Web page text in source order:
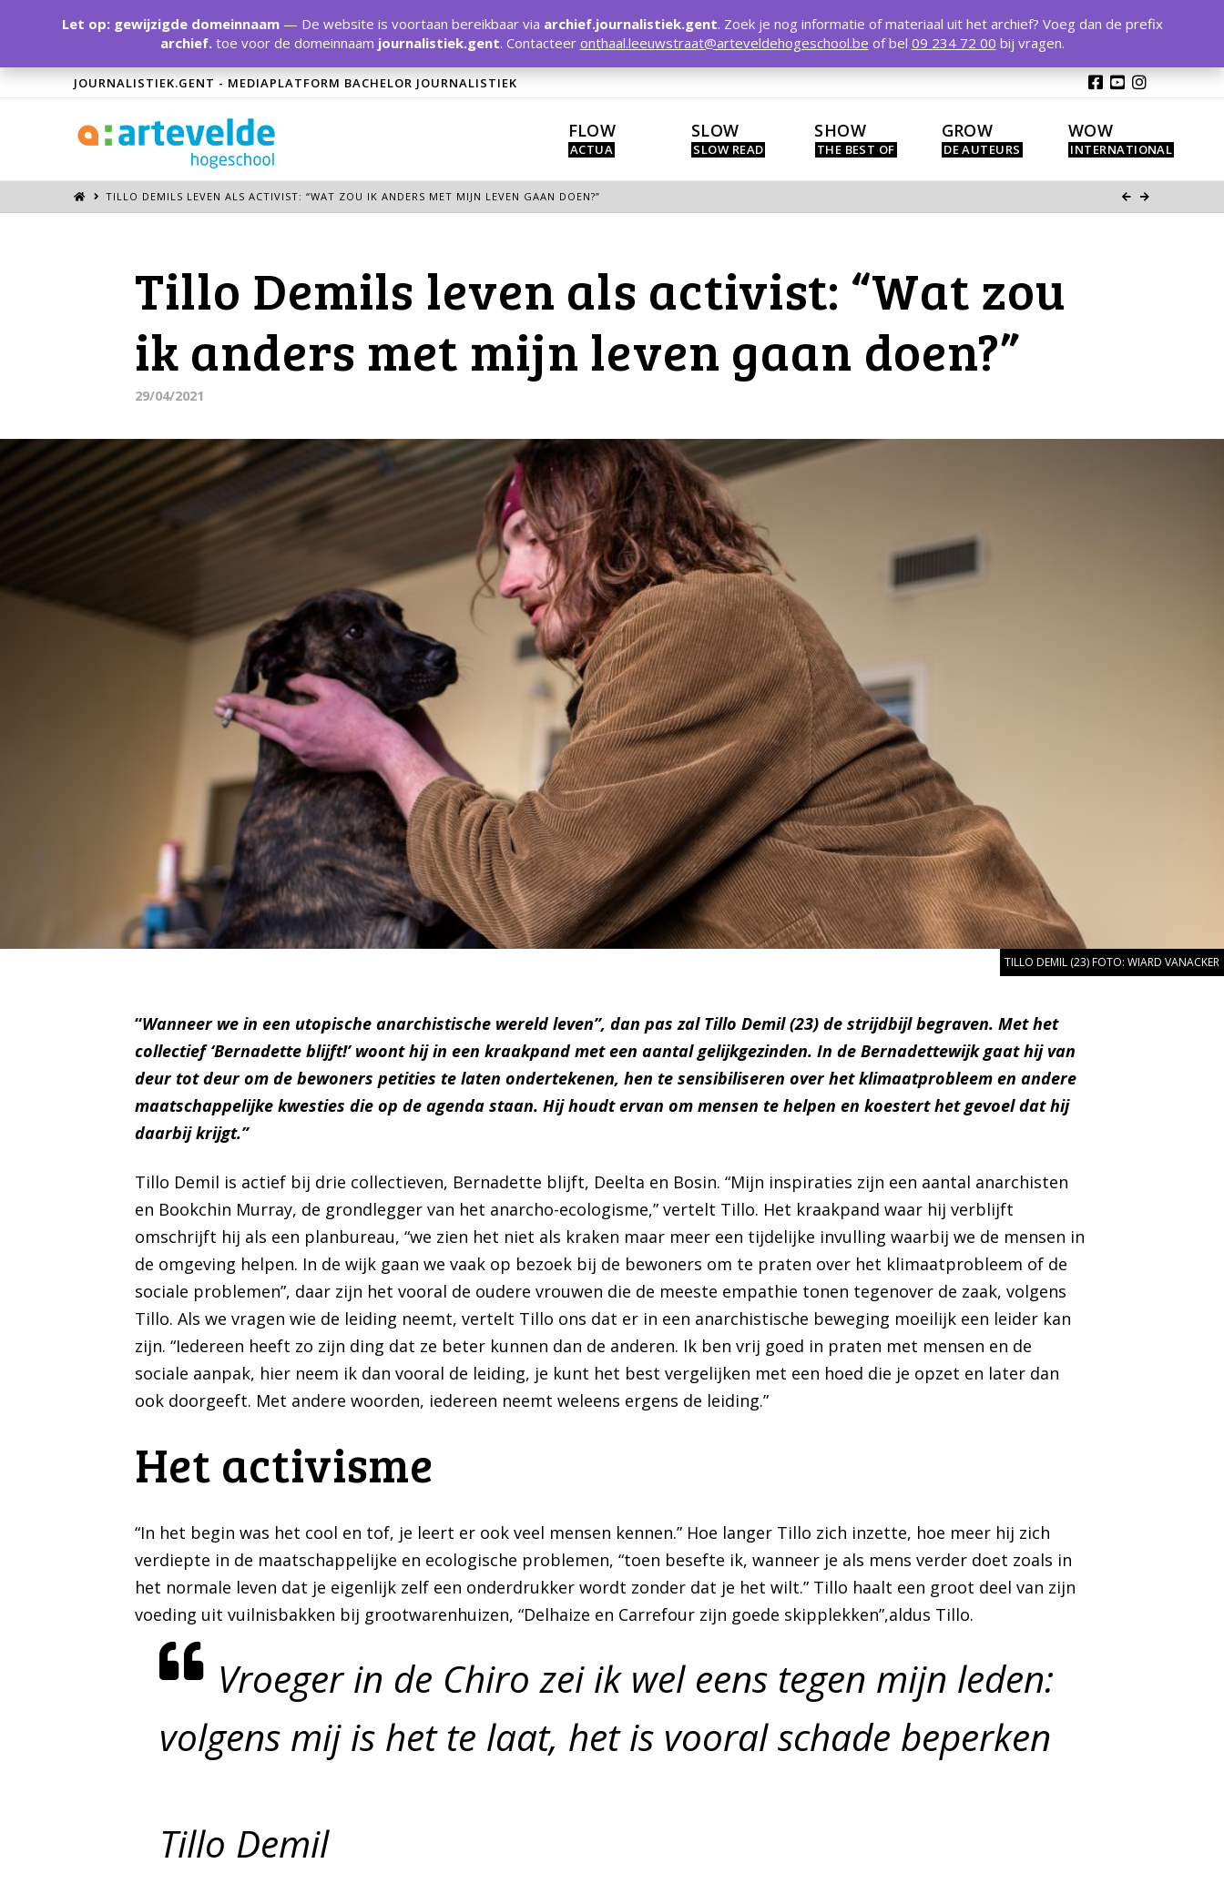
JOURNALISTIEK.GENT - MEDIAPLATFORM BACHELOR JOURNALISTIEK
FLOW SLOW SHOW GROW WOW
TILLO DEMILS LEVEN ALS ACTIVIST: “WAT ZOU IK ANDERS MET MIJN LEVEN GAAN DOEN?”
Tillo Demils leven als activist: “Wat zou
ik anders met mijn leven gaan doen?”
29/04/2021
TILLO DEMIL (23) FOTO: WIARD VANACKER
“Wanneer we in een utopische anarchistische wereld leven”, dan pas zal Tillo Demil (23) de strijdbijl begraven. Met het
collectief ‘Bernadette blijft!’ woont hij in een kraakpand met een aantal gelijkgezinden. In de Bernadettewijk gaat hij van
deur tot deur om de bewoners petities te laten ondertekenen, hen te sensibiliseren over het klimaatprobleem en andere
maatschappelijke kwesties die op de agenda staan. Hij houdt ervan om mensen te helpen en koestert het gevoel dat hij
daarbij krijgt.”
Tillo Demil is actief bij drie collectieven, Bernadette blijft, Deelta en Bosin. “Mijn inspiraties zijn een aantal anarchisten
en Bookchin Murray, de grondlegger van het anarcho-ecologisme,” vertelt Tillo. Het kraakpand waar hij verblijft
omschrijft hij als een planbureau, “we zien het niet als kraken maar meer een tijdelijke invulling waarbij we de mensen in
de omgeving helpen. In de wijk gaan we vaak op bezoek bij de bewoners om te praten over het klimaatprobleem of de
sociale problemen”, daar zijn het vooral de oudere vrouwen die de meeste empathie tonen tegenover de zaak, volgens
Tillo. Als we vragen wie de leiding neemt, vertelt Tillo ons dat er in een anarchistische beweging moeilijk een leider kan
zijn. “Iedereen heeft zo zijn ding dat ze beter kunnen dan de anderen. Ik ben vrij goed in praten met mensen en de
sociale aanpak, hier neem ik dan vooral de leiding, je kunt het best vergelijken met een hoed die je opzet en later dan
ook doorgeeft. Met andere woorden, iedereen neemt weleens ergens de leiding.”
Het activisme
“In het begin was het cool en tof, je leert er ook veel mensen kennen.” Hoe langer Tillo zich inzette, hoe meer hij zich
verdiepte in de maatschappelijke en ecologische problemen, “toen besefte ik, wanneer je als mens verder doet zoals in
het normale leven dat je eigenlijk zelf een onderdrukker wordt zonder dat je het wilt.” Tillo haalt een groot deel van zijn
voeding uit vuilnisbakken bij grootwarenhuizen, “Delhaize en Carrefour zijn goede skipplekken”,aldus Tillo.
Vroeger in de Chiro zei ik wel eens tegen mijn leden:
volgens mij is het te laat, het is vooral schade beperken
Tillo Demil
Let op: gewijzigde domeinnaam— De website is voortaan bereikbaar via archief.journalistiek.gent. Zoek je nog informatie of materiaal uit het archief? Voeg dan de prefix
archief.toe voor de domeinnaam journalistiek.gent. Contacteer onthaal.leeuwstraat@arteveldehogeschool.be of bel 09 234 72 00 bij vragen.